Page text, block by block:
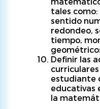
tales
sentido
redondeo,
tiempo,
Definir las
estudiante
educativas
la